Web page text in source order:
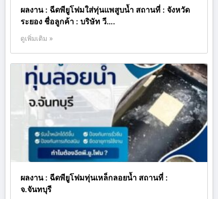
ผลงาน : ฉีดพียูโฟมใส่ทุ่นแพสูบน้ำ สถานที่ : จังหวัด
ระยอง ชื่อลูกค้า : บริษัท วี….
ดูเพิ่มเติม »
ผลงาน : ฉีดพียูโฟมทุ่นเหล็กลอยน้ำ สถานที่ :
จ.จันทบุรี